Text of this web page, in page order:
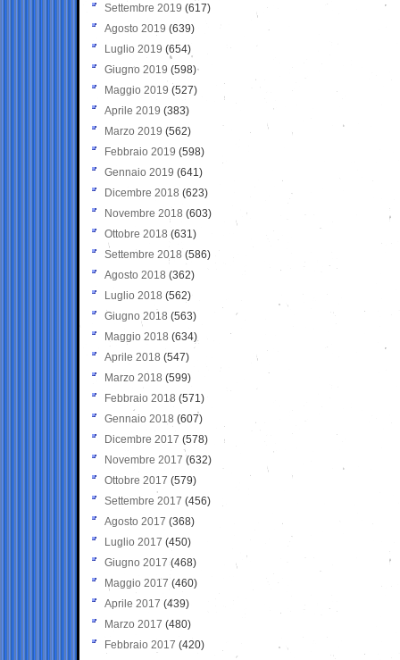
Settembre 2019 (617)
Agosto 2019 (639)
Luglio 2019 (654)
Giugno 2019 (598)
Maggio 2019 (527)
Aprile 2019 (383)
Marzo 2019 (562)
Febbraio 2019 (598)
Gennaio 2019 (641)
Dicembre 2018 (623)
Novembre 2018 (603)
Ottobre 2018 (631)
Settembre 2018 (586)
Agosto 2018 (362)
Luglio 2018 (562)
Giugno 2018 (563)
Maggio 2018 (634)
Aprile 2018 (547)
Marzo 2018 (599)
Febbraio 2018 (571)
Gennaio 2018 (607)
Dicembre 2017 (578)
Novembre 2017 (632)
Ottobre 2017 (579)
Settembre 2017 (456)
Agosto 2017 (368)
Luglio 2017 (450)
Giugno 2017 (468)
Maggio 2017 (460)
Aprile 2017 (439)
Marzo 2017 (480)
Febbraio 2017 (420)